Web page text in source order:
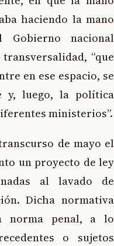
haciendo la mano
Gobierno nacional
“que
en ese espacio, se
y, luego, la política
ministerios”.
de mayo el
un proyecto de ley
al lavado de
Dicha normativa
norma penal, a lo
o sujetos